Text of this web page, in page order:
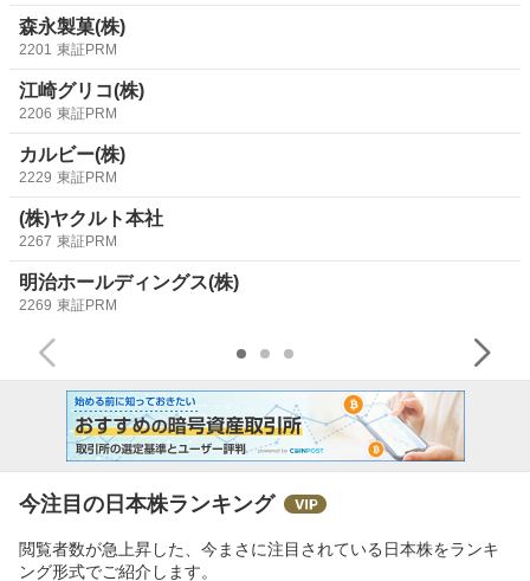
森永製菓(株)
2201 東証PRM
江崎グリコ(株)
2206 東証PRM
カルビー(株)
2229 東証PRM
(株)ヤクルト本社
2267 東証PRM
明治ホールディングス(株)
2269 東証PRM
今注目の日本株ランキング
閲覧者数が急上昇した、今まさに注目されている日本株をランキ
ング形式でご紹介します。